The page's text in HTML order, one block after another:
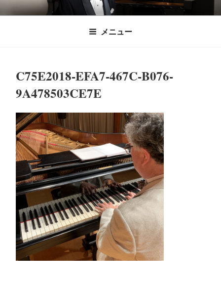
コ
時田直也 声楽
歌うことは希望を語ること、生きることは喜
びも悲しみもわかちあうことかけがえのない
メニュー
C75E2018-EFA7-467C-B076-
9A478503CE7E